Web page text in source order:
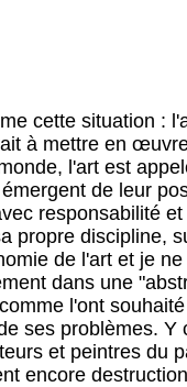
cette situation :
à mettre en
l'art est
de leur
responsabilité
propre discipline,
de l'art et je
dans une
l'ont
ses problèmes.
et peintres du
encore